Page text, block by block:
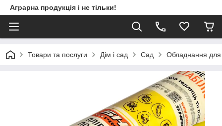
Аграрна продукція і не тільки!
Товари та послуги Дім і сад Сад Обладнання для